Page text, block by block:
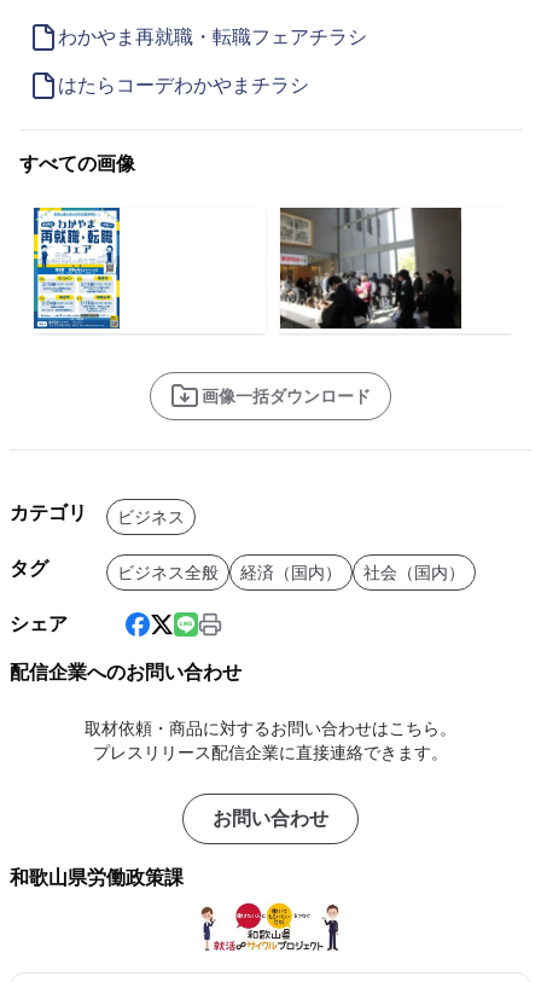
わかやま再就職・転職フェアチラシ
はたらコーデわかやまチラシ
すべての画像
画像一括ダウンロード
カテゴリ ビジネス
タグ ビジネス全般 経済（国内） 社会（国内）
シェア
配信企業へのお問い合わせ
取材依頼・商品に対するお問い合わせはこちら。
プレスリリース配信企業に直接連絡できます。
お問い合わせ
和歌山県労働政策課